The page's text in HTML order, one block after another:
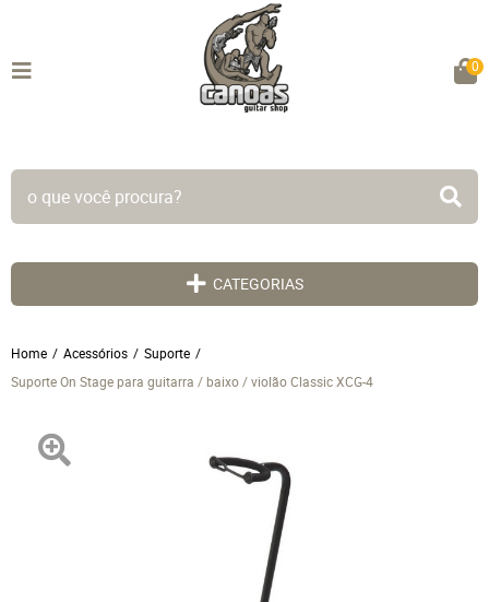
TODO SITE EM ATÉ 5X SEM JUROS!
0
CATEGORIAS
Home Acessórios
Suporte
Suporte On Stage para guitarra / baixo / violão Classic XCG-4